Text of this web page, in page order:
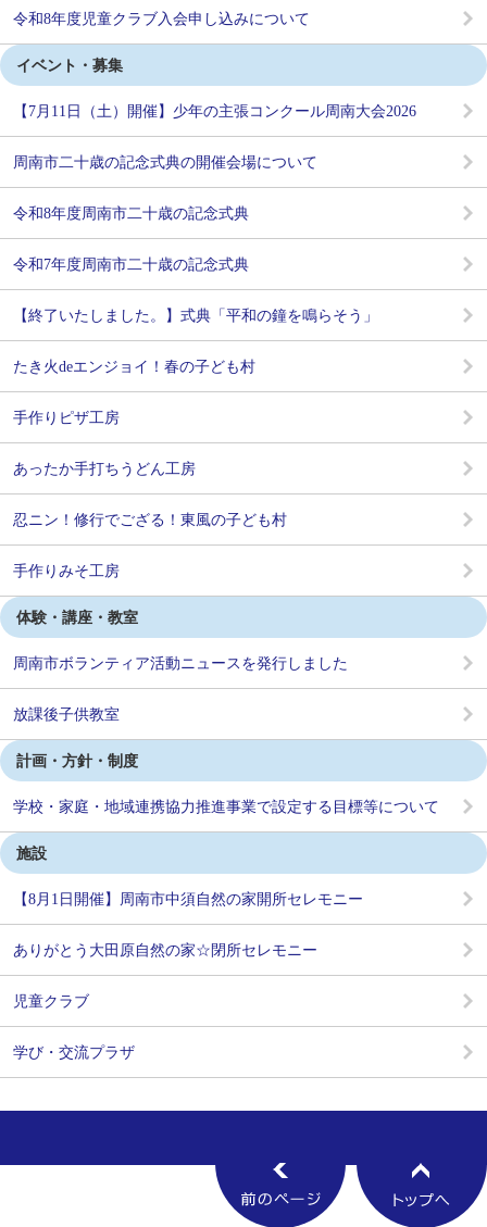
令和8年度児童クラブ入会申し込みについて
イベント・募集
【7月11日（土）開催】少年の主張コンクール周南大会2026
周南市二十歳の記念式典の開催会場について
令和8年度周南市二十歳の記念式典
令和7年度周南市二十歳の記念式典
【終了いたしました。】式典「平和の鐘を鳴らそう」
たき火deエンジョイ！春の子ども村
手作りピザ工房
あったか手打ちうどん工房
忍ニン！修行でござる！東風の子ども村
手作りみそ工房
体験・講座・教室
周南市ボランティア活動ニュースを発行しました
放課後子供教室
計画・方針・制度
学校・家庭・地域連携協力推進事業で設定する目標等について
施設
【8月1日開催】周南市中須自然の家開所セレモニー
ありがとう大田原自然の家☆閉所セレモニー
児童クラブ
学び・交流プラザ